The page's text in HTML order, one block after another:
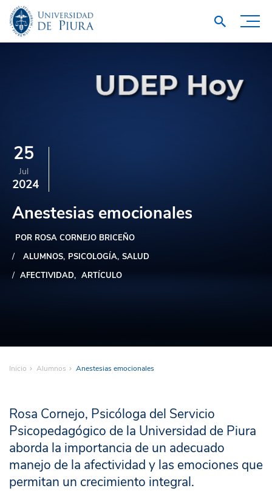
25
Jul
2024
Anestesias emocionales
POR ROSA CORNEJO BRICEÑO
ALUMNOS PSICOLOGÍA SALUD
AFECTIVIDAD
ARTÍCULO
Inicio Alumnos Anestesias emocionales
Rosa Cornejo, Psicóloga del Servicio
Psicopedagógico de la Universidad de Piura
aborda la importancia de un adecuado
manejo de la afectividad y las emociones que
permitan un crecimiento integral.